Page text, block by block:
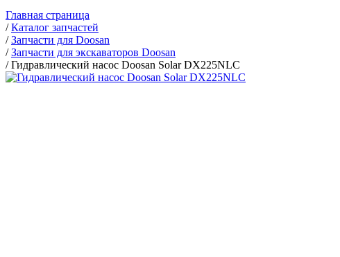
Главная страница
/Каталог запчастей
/Запчасти для Doosan
/Запчасти для экскаваторов Doosan
/Гидравлический насос Doosan Solar DX225NLC